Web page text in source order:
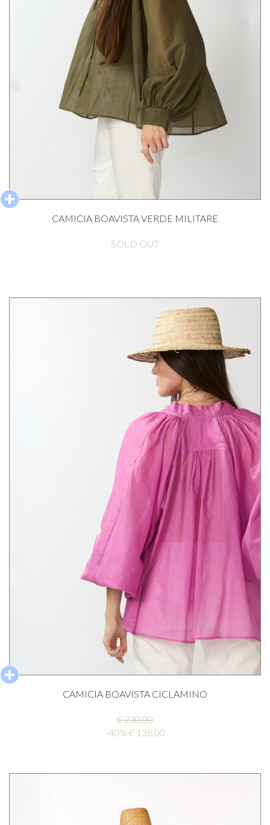
CAMICIA BOAVISTA VERDE MILITARE
SOLD OUT
CAMICIA BOAVISTA CICLAMINO
€ 230,00
-40% € 138,00